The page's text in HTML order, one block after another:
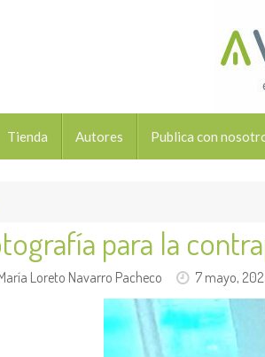
Tienda Autores Publica con
para la
Loreto Navarro Pacheco 7 mayo,